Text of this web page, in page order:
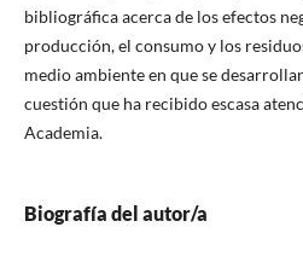
bibliográfica acerca de los efectos
producción, el consumo y los
medio ambiente en que se
cuestión que ha recibido escasa
Academia.
Biografía del autor/a